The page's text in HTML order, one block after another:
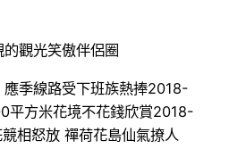
觀光笑傲伴侶圈
季線路受下班族熱捧2018-
平方米花境不花錢欣賞2018-
相怒放 禪荷花島仙氣撩人